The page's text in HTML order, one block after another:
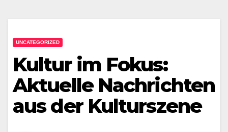
UNCATEGORIZED
Kultur im Fokus:
Aktuelle Nachrichten
aus der Kulturszene